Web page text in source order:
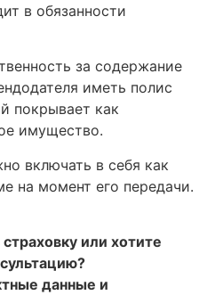
в обязанности
за содержание
иметь полис
покрывает как
имущество.
включать в себя как
на момент его передачи.
или хотите
данные и